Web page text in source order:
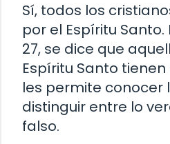
Sí, todos los
por el Espíritu Santo.
27, se dice que
Espíritu Santo
les permite conocer
distinguir entre lo
falso.